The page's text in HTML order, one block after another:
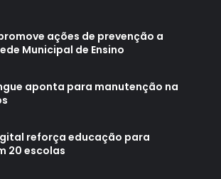
e Pensões dos Servidores Municipais
Semana Previdenciária
ações de prevenção a
Municipal de Ensino
aponta para manutenção na
reforça educação para
20 escolas